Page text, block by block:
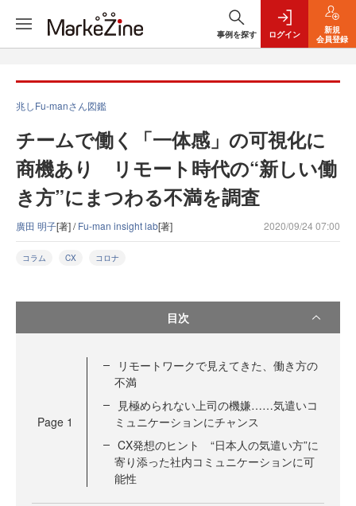
事例を探す ログイン
新規
会員登録
兆しFu-manさん図鑑
チームで働く「一体感」の可視化に
商機あり リモート時代の“新しい働
き方”にまつわる不満を調査
廣田 明子[著] /Fu-man insight lab[著] 2020/09/24 07:00
コラム CX コロナ
目次
Page 1
リモートワークで見えてきた、働き方の
不満
見極められない上司の機嫌……気遣いコ
ミュニケーションにチャンス
CX発想のヒント “日本人の気遣い方”に
寄り添った社内コミュニケーションに可
能性